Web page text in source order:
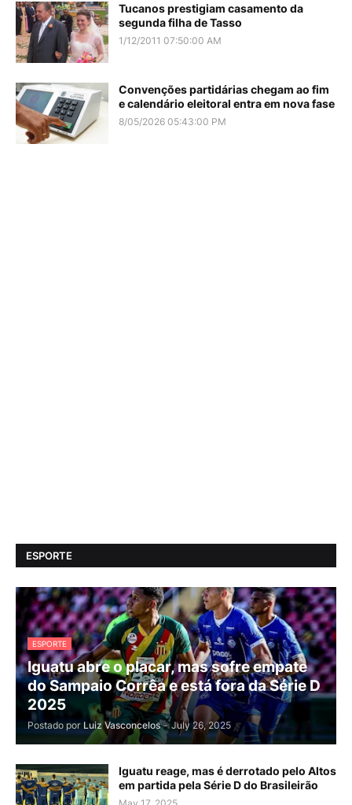
Tucanos prestigiam casamento da
segunda filha de Tasso
1/12/2011 07:50:00 AM
Convenções partidárias chegam ao fim
e calendário eleitoral entra em nova fase
8/05/2026 05:43:00 PM
ESPORTE
ESPORTE
Iguatu abre o placar, mas sofre empate
do Sampaio Corrêa e está fora da Série D
2025
Postado por Luiz Vasconcelos - July 26, 2025
Iguatu reage, mas é derrotado pelo Altos
em partida pela Série D do Brasileirão